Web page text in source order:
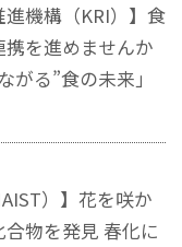
進機構（KRI）】食
を進めませんか
る”食の未来」
）】花を咲か
物を発見 春化に